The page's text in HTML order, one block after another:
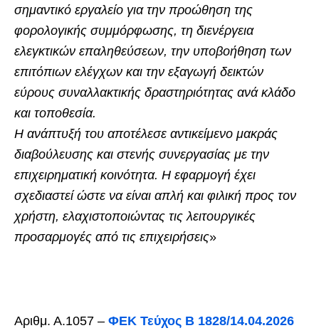
σημαντικό εργαλείο για την προώθηση της
φορολογικής συμμόρφωσης, τη διενέργεια
ελεγκτικών επαληθεύσεων, την υποβοήθηση των
επιτόπιων ελέγχων και την εξαγωγή δεικτών
εύρους συναλλακτικής δραστηριότητας ανά κλάδο
και τοποθεσία.
Η ανάπτυξή του αποτέλεσε αντικείμενο μακράς
διαβούλευσης και στενής συνεργασίας με την
επιχειρηματική κοινότητα. Η εφαρμογή έχει
σχεδιαστεί ώστε να είναι απλή και φιλική προς τον
χρήστη, ελαχιστοποιώντας τις λειτουργικές
προσαρμογές από τις επιχειρήσεις»
Αριθμ. Α.1057 – ΦΕΚ Τεύχος Β 1828/14.04.2026